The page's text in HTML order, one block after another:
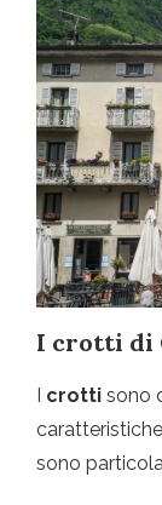
I crotti di
I crotti sono
sono